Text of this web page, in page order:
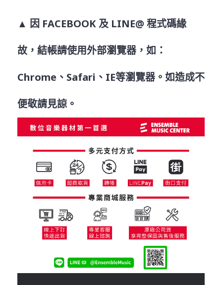
▲ 因 FACEBOOK及LINE@ 程式碼緣
故，結帳請使用外部瀏覽器，如：
Chrome 、 Safari 、 IE等瀏覽器。如造成不
便敬請見諒。